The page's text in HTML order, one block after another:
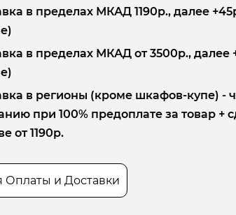
в пределах МКАД 1190р., далее
в пределах МКАД от 3500р., далее
в регионы (кроме шкафов-купе) -
при 100% предоплате за товар +
от 1190р.
Оплаты и Доставки